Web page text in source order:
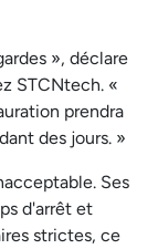
», déclare
STCNtech. «
prendra
des jours. »
Ses
d'arrêt et
strictes, ce